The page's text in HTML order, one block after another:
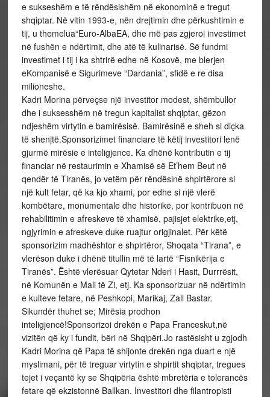
e sukseshëm e të rëndësishëm në ekonominë e tregut
shqiptar. Në vitin 1993-e, nën drejtimin dhe përkushtimin e
tij, u themelua“Euro-AlbaEA, dhe më pas zgjeroi investimet
në fushën e ndërtimit, dhe atë të kulinarisë. Së fundmi
investimet i tij i ka shtrirë edhe në Kosovë, me blerjen
eKompanisë e Sigurimeve “Dardania”, sfidë e re disa
milioneshe.
Kadri Morina përveçse një investitor modest, shëmbullor
dhe i suksesshëm në tregun kapitalist shqiptar, gëzon
ndjeshëm virtytin e bamirësisë. Bamirësinë e sheh si diçka
të shenjtë.Sponsorizimet financiare të këtij investitori lenë
gjurmë mirësie e inteligjence. Ka dhënë kontributin e tij
financiar në restaurimin e Xhamisë së Et’hem Beut në
qendër të Tiranës, jo vetëm për rëndësinë shpirtërore si
një kult fetar, që ka kjo xhami, por edhe si një vlerë
kombëtare, monumentale dhe historike, por kontribuon në
rehabilitimin e afreskeve të xhamisë, pajisjet elektrike,etj,
ngjyrimin e afreskeve duke ruajtur origjinalet. Për këtë
sponsorizim madhështor e shpirtëror, Shoqata “Tirana”, e
vlerëson duke i dhënë titullin më të lartë “Fisnikërija e
Tiranës”. Është vlerësuar Qytetar Nderi i Hasit, Durrrësit,
në Komunën e Mali të Zi, etj. Ka sponsorizuar në ndërtimin
e kulteve fetare, në Peshkopi, Marikaj, Zall Bastar.
Sikundër thuhet se; Mirësia prodhon
inteligjencë!Sponsorizoi drekën e Papa Franceskut,në
vizitën që ky i fundit, bëri në Shqipëri.Jo rastësisht u zgjodh
Kadri Morina që Papa të shijonte drekën nga duart e një
myslimani, për të treguar virtytin e shpirtit shqiptar, tregues
tejet i veçantë ky se Shqipëria është mbretëria e tolerancës
fetare që ekzistonnë Ballkan. Investitori dhe filantropisti